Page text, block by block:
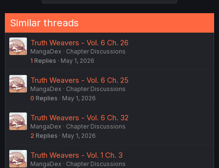
Similar threads
Truth Weavers - Vol. 6 Ch. 26
MangaDex
Chapter Discussions
1 Replies May 1, 2026
Truth Weavers - Vol. 6 Ch. 25
MangaDex
Chapter Discussions
0 Replies May 1, 2026
Truth Weavers - Vol. 6 Ch. 32
MangaDex
Chapter Discussions
2 Replies May 1, 2026
Truth Weavers - Vol. 1 Ch. 3
MangaDex
Chapter Discussions